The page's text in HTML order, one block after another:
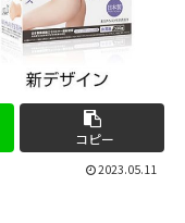
コピー
2023.05.11